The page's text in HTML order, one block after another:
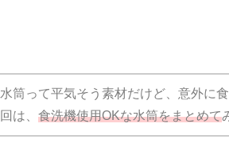
水筒って平気そう素材だけど、意外に
回は、 食洗機使用OKな水筒をまとめて